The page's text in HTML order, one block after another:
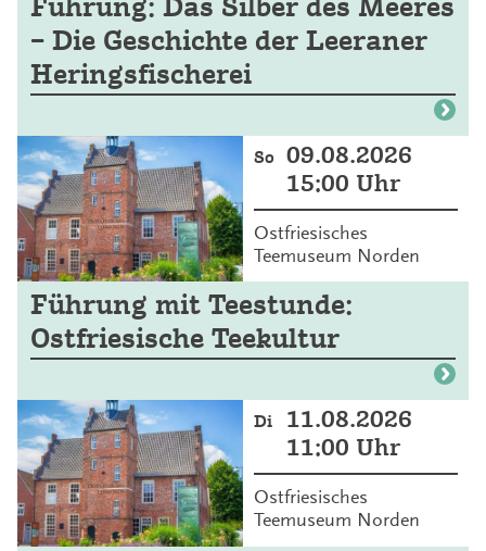
– Die Geschichte der Leeraner
Heringsfischerei
So 09.08.2026
15:00 Uhr
Ostfriesisches
Teemuseum Norden
Führung mit Teestunde:
Ostfriesische Teekultur
Di
11.08.2026
11:00 Uhr
Ostfriesisches
Teemuseum Norden